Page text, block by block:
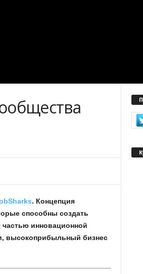
. Концепция
способны создать
инновационной
высокоприбыльный бизнес